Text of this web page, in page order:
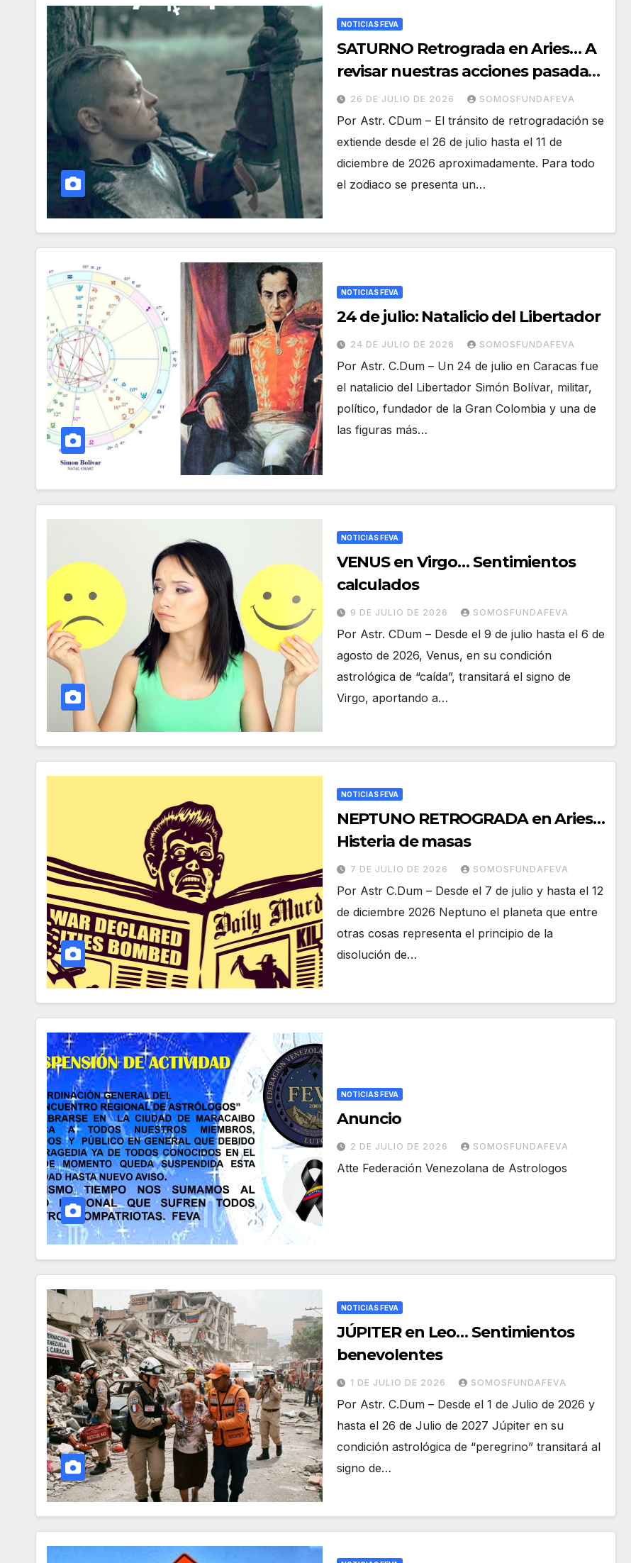
NOTICIAS FEVA
SATURNO Retrograda en Aries… A
revisar nuestras acciones pasadas
y pensar mejor las futuras
26 DE JULIO DE 2026 SOMOSFUNDAFEVA
Por Astr. CDum – El tránsito de retrogradación se
extiende desde el 26 de julio hasta el 11 de
diciembre de 2026 aproximadamente. Para todo
el zodiaco se presenta un…
NOTICIAS FEVA
24 de julio: Natalicio del Libertador
24 DE JULIO DE 2026 SOMOSFUNDAFEVA
Por Astr. C.Dum – Un 24 de julio en Caracas fue
el natalicio del Libertador Simón Bolívar, militar,
político, fundador de la Gran Colombia y una de
las figuras más…
NOTICIAS FEVA
VENUS en Virgo… Sentimientos
calculados
9 DE JULIO DE 2026 SOMOSFUNDAFEVA
Por Astr. CDum – Desde el 9 de julio hasta el 6 de
agosto de 2026, Venus, en su condición
astrológica de “caída”, transitará el signo de
Virgo, aportando a…
NOTICIAS FEVA
NEPTUNO RETROGRADA en Aries…
Histeria de masas
7 DE JULIO DE 2026 SOMOSFUNDAFEVA
Por Astr C.Dum – Desde el 7 de julio y hasta el 12
de diciembre 2026 Neptuno el planeta que entre
otras cosas representa el principio de la
disolución de…
NOTICIAS FEVA
Anuncio
2 DE JULIO DE 2026 SOMOSFUNDAFEVA
Atte Federación Venezolana de Astrologos
NOTICIAS FEVA
JÚPITER en Leo… Sentimientos
benevolentes
1 DE JULIO DE 2026 SOMOSFUNDAFEVA
Por Astr. C.Dum – Desde el 1 de Julio de 2026 y
hasta el 26 de Julio de 2027 Júpiter en su
condición astrológica de “peregrino” transitará al
signo de…